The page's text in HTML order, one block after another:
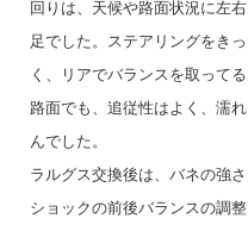
回りは、天候や路面状況に左
足でした。ステアリングをき
く、リアでバランスを取って
路面でも、追従性はよく、濡
んでした。
ラルグス交換後は、バネの強
ショックの前後バランスの調